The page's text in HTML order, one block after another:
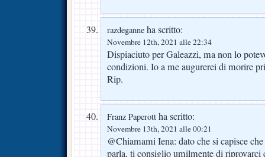
razdeganne ha scritto:
Novembre 12th, 2021 alle 22:34
Dispiaciuto per Galeazzi, ma non lo
condizioni. Io a me augurerei di morire
Rip.
Franz Paperott ha scritto:
Novembre 13th, 2021 alle 00:21
@Chiamami Iena: dato che si capisce
parla, ti consiglio umilmente di riprovarci